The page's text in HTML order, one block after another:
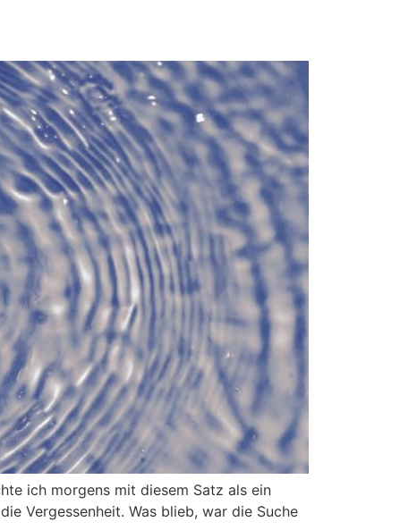
ich morgens mit diesem Satz als ein
Vergessenheit. Was blieb, war die Suche